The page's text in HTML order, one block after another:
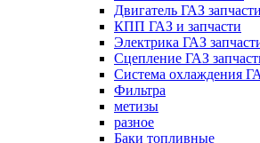
Двигатель ГАЗ запчасти
КПП ГАЗ и запчасти
Электрика ГАЗ
Сцепление ГАЗ
Система охлаждения
Фильтра
метизы
разное
Баки топливные